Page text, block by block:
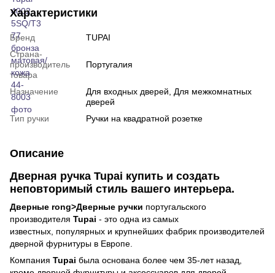
Характеристики
Бренд
TUPAI
Страна-
производитель
товара
Португалия
Назначение
Для входных дверей, Для межкомнатных
дверей
Тип ручки
Ручки на квадратной розетке
Описание
Дверная ручка Tupai купить и создать
неповторимый стиль вашего интерьера.
Дверные rong>Дверные ручки португальского
производителя Tupai - это одна из самых
известных, популярных и крупнейших фабрик производителей
дверной фурнитуры в Европе.
Компания Tupai была основана более чем 35-лет назад,